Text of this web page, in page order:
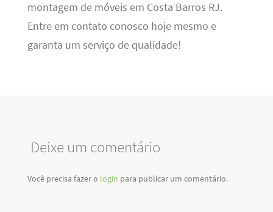
montagem de móveis em Costa Barros RJ.
Entre em contato conosco hoje mesmo e
garanta um serviço de qualidade!
Deixe um comentário
Você precisa fazer o login para publicar um comentário.